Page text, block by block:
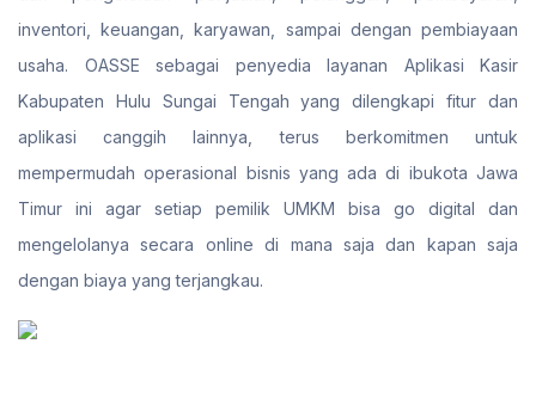
inventori, keuangan, karyawan, sampai dengan pembiayaan
usaha. OASSE sebagai penyedia layanan Aplikasi Kasir
Kabupaten Hulu Sungai Tengah yang dilengkapi fitur dan
aplikasi canggih lainnya, terus berkomitmen untuk
mempermudah operasional bisnis yang ada di ibukota Jawa
Timur ini agar setiap pemilik UMKM bisa go digital dan
mengelolanya secara online di mana saja dan kapan saja
dengan biaya yang terjangkau.